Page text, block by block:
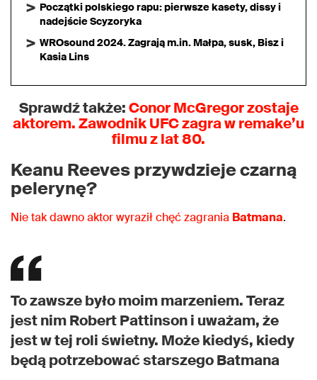
Początki polskiego rapu: pierwsze kasety, dissy i
nadejście Scyzoryka
WROsound 2024. Zagrają m.in. Małpa, susk, Bisz i
Kasia Lins
Sprawdź także:Conor McGregor zostaje
aktorem. Zawodnik UFC zagra w remake’u
filmu z lat 80.
Keanu Reeves przywdzieje czarną
pelerynę?
Nie tak dawno aktor wyraził chęć zagrania Batmana.
To zawsze było moim marzeniem. Teraz
jest nim Robert Pattinson i uważam, że
jest w tej roli świetny. Może kiedyś, kiedy
będą potrzebować starszego Batmana